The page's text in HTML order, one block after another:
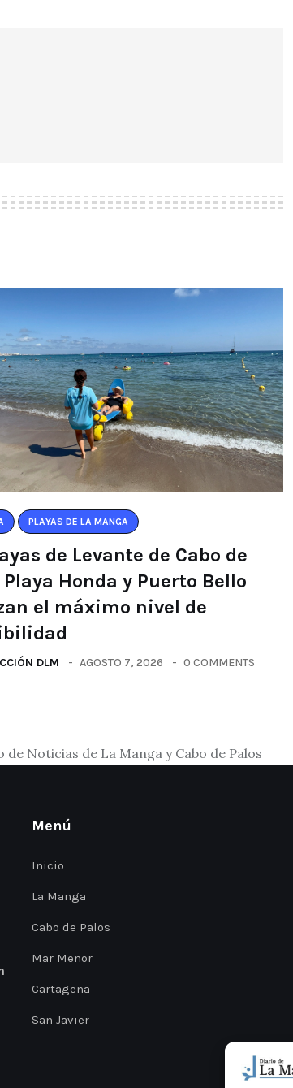
PLAYAS DE LA MANGA
de Levante de Cabo de
Playa Honda y Puerto Bello
el máximo nivel de
DLM AGOSTO 7, 2026 0 COMMENTS
de Noticias de La Manga y Cabo de Palos
Menú
Inicio
La Manga
Cabo de Palos
Mar Menor
Cartagena
San Javier